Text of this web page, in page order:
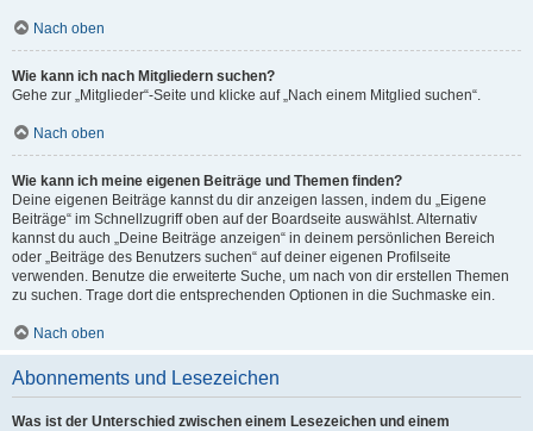
Nach oben
Wie kann ich nach Mitgliedern suchen?
Gehe zur „Mitglieder“-Seite und klicke auf „Nach einem Mitglied suchen“.
Nach oben
Wie kann ich meine eigenen Beiträge und Themen finden?
Deine eigenen Beiträge kannst du dir anzeigen lassen, indem du „Eigene
Beiträge“ im Schnellzugriff oben auf der Boardseite auswählst. Alternativ
kannst du auch „Deine Beiträge anzeigen“ in deinem persönlichen Bereich
oder „Beiträge des Benutzers suchen“ auf deiner eigenen Profilseite
verwenden. Benutze die erweiterte Suche, um nach von dir erstellen Themen
zu suchen. Trage dort die entsprechenden Optionen in die Suchmaske ein.
Nach oben
Abonnements und Lesezeichen
Was ist der Unterschied zwischen einem Lesezeichen und einem